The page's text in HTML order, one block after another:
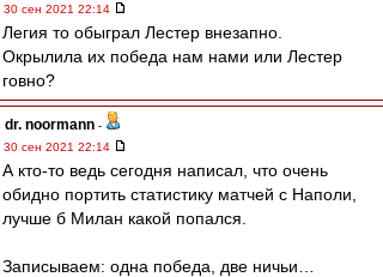
30 сен 2021 22:14
Легия то обыграл Лестер внезапно.
Окрылила их победа нам нами или Лестер
говно?
dr. noormann -
30 сен 2021 22:14
А кто-то ведь сегодня написал, что очень
обидно портить статистику матчей с Наполи,
лучше б Милан какой попался.
Записываем: одна победа, две ничьи…